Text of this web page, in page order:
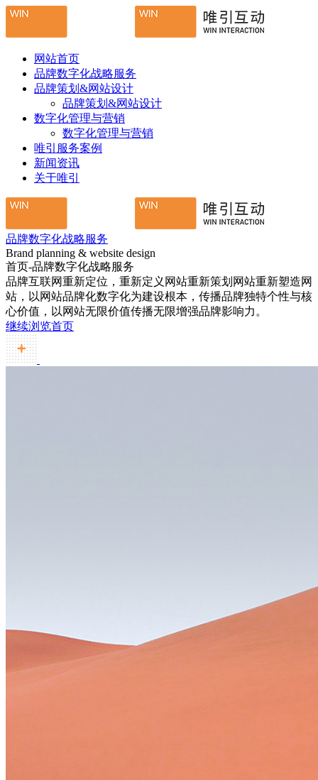
网站首页
品牌数字化战略服务
品牌策划&网站设计
品牌策划&网站设计
数字化管理与营销
数字化管理与营销
唯引服务案例
新闻资讯
关于唯引
品牌数字化战略服务
Brand planning & website design
首页-品牌数字化战略服务
品牌互联网重新定位，重新定义网站重新策划网站重新塑造网
站，以网站品牌化数字化为建设根本，传播品牌独特个性与核
心价值，以网站无限价值传播无限增强品牌影响力。
继续浏览首页